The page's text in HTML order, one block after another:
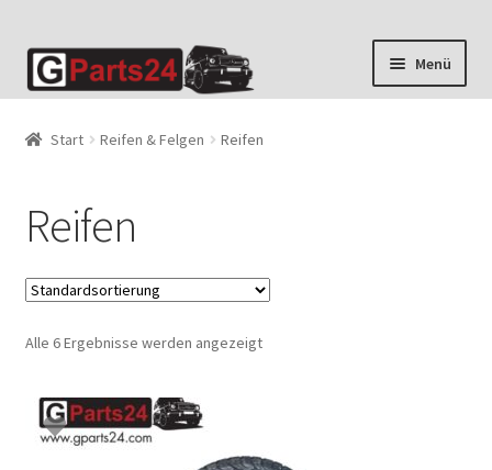
Zur
Navigation
Zum
Inhalt
Menü
Start Reifen & Felgen Reifen
Reifen
Alle 6 Ergebnisse werden angezeigt